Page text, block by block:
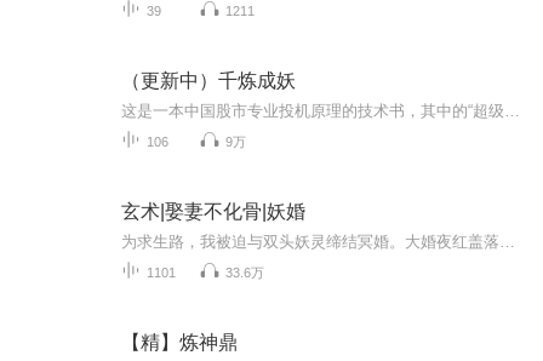
39 1211
（更新中）千炼成妖
106 9万
玄术|娶妻不化骨|妖婚
1101 33.6万
【精】炼神鼎